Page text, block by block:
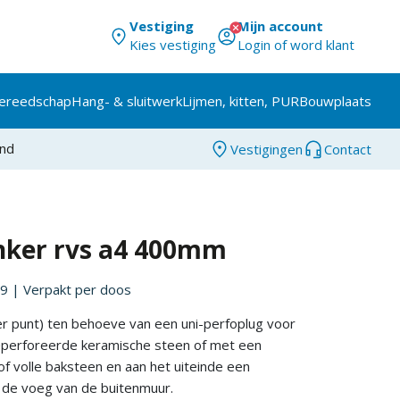
Vestiging
Kies vestiging
Mijn account
Login of word klant
Hang- & sluitwerkLijmen, kitten, PURBouwplaats
Vestigingen Contact
rvs a4 400mm
| Verpakt per doos
punt) ten behoeve van een uni-perfoplug voor
keramische steen of met een
volle baksteen en aan het uiteinde een
voeg van de buitenmuur.